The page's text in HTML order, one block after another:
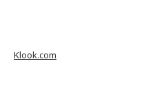
Klook.com